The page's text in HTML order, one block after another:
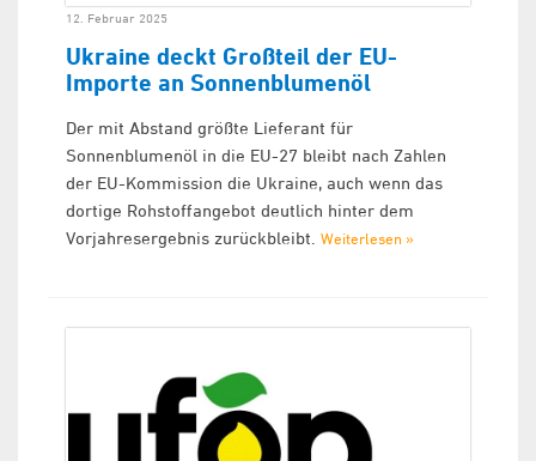
12. Februar 2025
Ukraine deckt Großteil der EU-
Importe an Sonnenblumenöl
Der mit Abstand größte Lieferant für
Sonnenblumenöl in die EU-27 bleibt nach Zahlen
der EU-Kommission die Ukraine, auch wenn das
dortige Rohstoffangebot deutlich hinter dem
Vorjahresergebnis zurückbleibt. Weiterlesen »